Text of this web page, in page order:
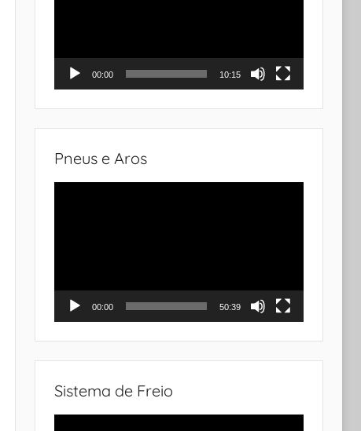
00:00 10:15
Pneus e Aros
00:00 50:39
Sistema de Freio